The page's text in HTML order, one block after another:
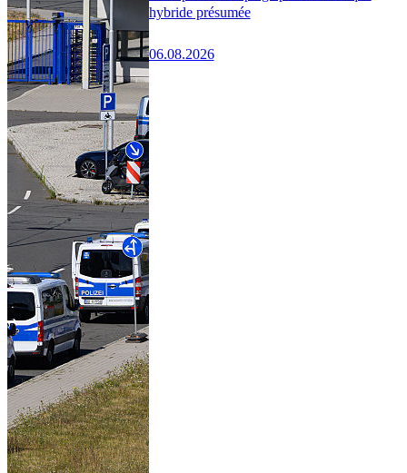
hybride présumée
06.08.2026